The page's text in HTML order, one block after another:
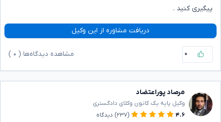
پیگیری کنید .
دریافت مشاوره از این وکیل
۰ مشاهده دیدگاه‌ها ( ۰
مرصاد پوراعتضاد
وکیل پایه یک کانون وکلای دادگستری
۴.۶
(۲۳۷) دیدگاه